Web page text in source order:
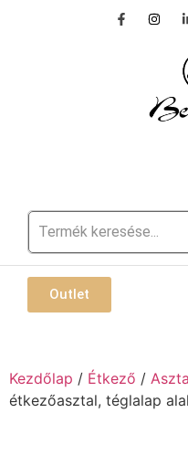
Outlet
Kezdőlap / Étkező /
étkezőasztal, téglalap